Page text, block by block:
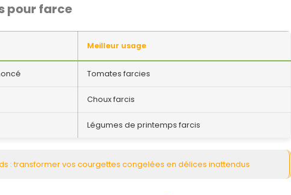
pour farce
Meilleur usage
Tomates farcies
Choux farcis
Légumes de printemps farcis
: transformer vos courgettes congelées en délices inattendus